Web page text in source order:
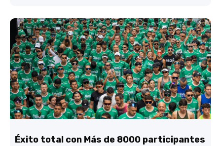
Éxito total con Más de 8000 participantes